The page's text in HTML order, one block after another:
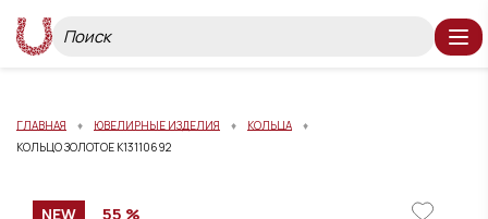
ГЛАВНАЯ ЮВЕЛИРНЫЕ ИЗДЕЛИЯ
КОЛЬЦА
КОЛЬЦО ЗОЛОТОЕ К13110692
NEW 55 %